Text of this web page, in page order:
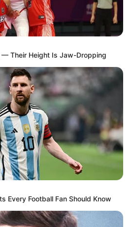
no seu município? Conheça o direito!
— Their Height Is Jaw-Dropping
Every Football Fan Should Know